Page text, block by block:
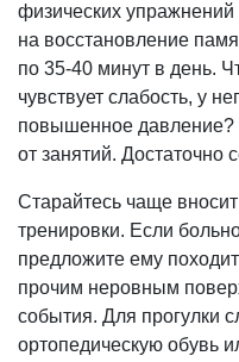
физических
на восстановление
по 35-40 минут в день.
чувствует слабость, у
повышенное давление?
от занятий. Достаточно
Старайтесь чаще
тренировки. Если
предложите ему
прочим неровным
события. Для прогулки
ортопедическую обувь